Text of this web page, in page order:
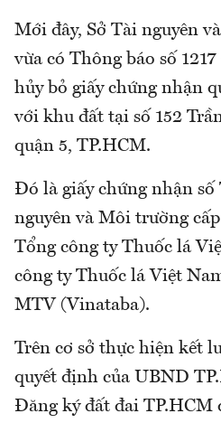
Mới đây, Sở Tài nguyên
vừa có Thông báo số
hủy bỏ giấy chứng nhận
với khu đất tại số 152
quận 5, TP.HCM.
Đó là giấy chứng nhận số
nguyên và Môi trường
Tổng công ty Thuốc lá
công ty Thuốc lá Việt
MTV (Vinataba).
Trên cơ sở thực hiện kết
quyết định của UBND
Đăng ký đất đai TP.HCM